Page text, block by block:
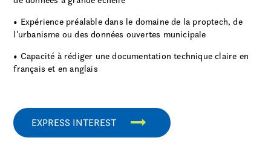
• Expérience préalable dans le domaine de la proptech, de
l'urbanisme ou des données ouvertes municipale
• Capacité à rédiger une documentation technique claire en
français et en anglais
EXPRESS INTEREST